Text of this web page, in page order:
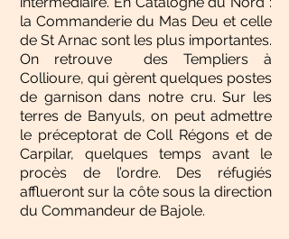
la Commanderie du Mas Deu et celle
de St Arnac sont les plus importantes.
On retrouve des Templiers à
Collioure, qui gèrent quelques postes
de garnison dans notre cru. Sur les
terres de Banyuls, on peut admettre
le préceptorat de Coll Régons et de
Carpilar, quelques temps avant le
procès de l’ordre. Des réfugiés
afflueront sur la côte sous la direction
du Commandeur de Bajole.